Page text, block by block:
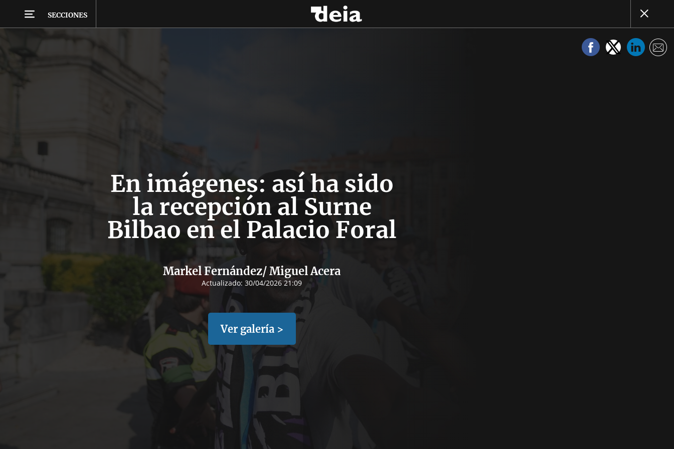
SECCIONES
En imágenes: así ha sido
la recepción al Surne
Bilbao en el Palacio Foral
Markel Fernández/ Miguel Acera
Actualizado: 30/04/2026 21:09
Ver galería >